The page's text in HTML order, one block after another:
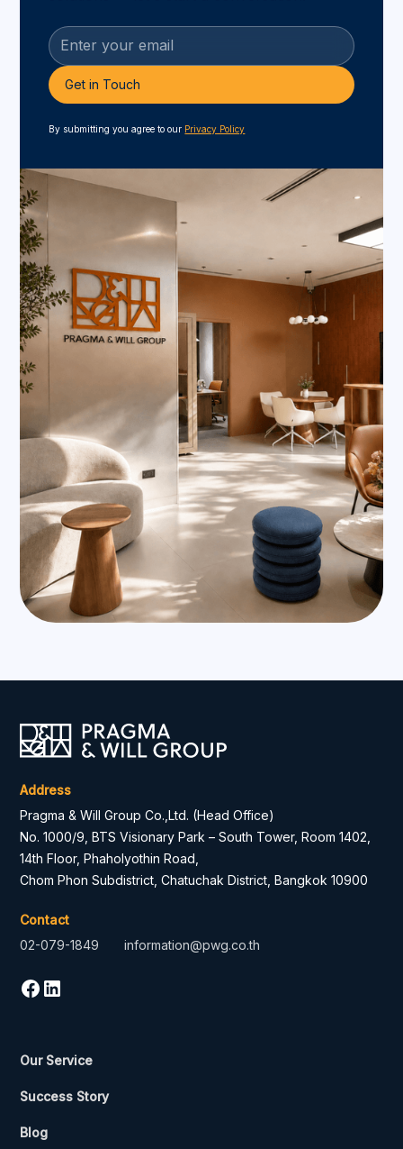
By submitting you agree to our Privacy Policy
Address
Pragma & Will Group Co.,Ltd. (Head Office)
No. 1000/9, BTS Visionary Park – South Tower, Room 1402,
14th Floor, Phaholyothin Road,
Chom Phon Subdistrict, Chatuchak District, Bangkok 10900
Contact
02-079-1849information@pwg.co.th
Our Service
Success Story
Blog